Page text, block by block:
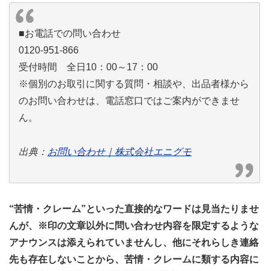
■お電話での問い合わせ
0120-951-866
受付時間 全日10：00～17：00
※個別のお取引に関する質問・相談や、出品者様から
のお問い合わせは、電話窓口ではご案内ができませ
ん。
出典： お問い合わせ｜株式会社エニグモ
“苦情・クレーム”といった直接的なワードは見当たりませ
んが、※印の文章以外に問い合わせ内容を限定するような
アナウンスは添えられていませんし、他にそれらしき連絡
先も存在しないことから、苦情・クレームに類する内容に